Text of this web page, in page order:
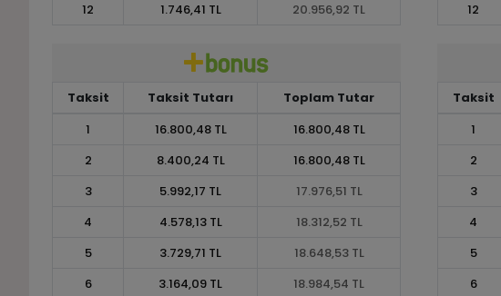
12
1.746,41 TL 20.956,92 TL
12
Taksit Taksit Tutarı
Toplam Tutar
1
16.800,48 TL
16.800,48 TL
2
8.400,24 TL
16.800,48 TL
3
5.992,17 TL
17.976,51 TL
4
4.578,13 TL
18.312,52 TL
5
3.729,71 TL
18.648,53 TL
6
3.164,09 TL
18.984,54 TL
Taksit
1
2
3
4
5
6